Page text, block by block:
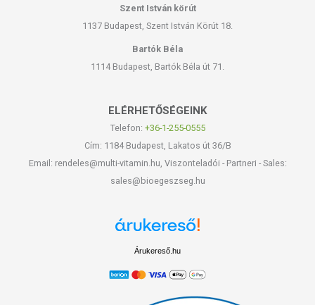
Szent István körút
1137 Budapest, Szent István Körút 18.
Bartók Béla
1114 Budapest, Bartók Béla út 71.
ELÉRHETŐSÉGEINK
Telefon: +36-1-255-0555
Cím: 1184 Budapest, Lakatos út 36/B
Email: rendeles@multi-vitamin.hu, Viszonteladói - Partneri - Sales:
sales@bioegeszseg.hu
Árukereső.hu